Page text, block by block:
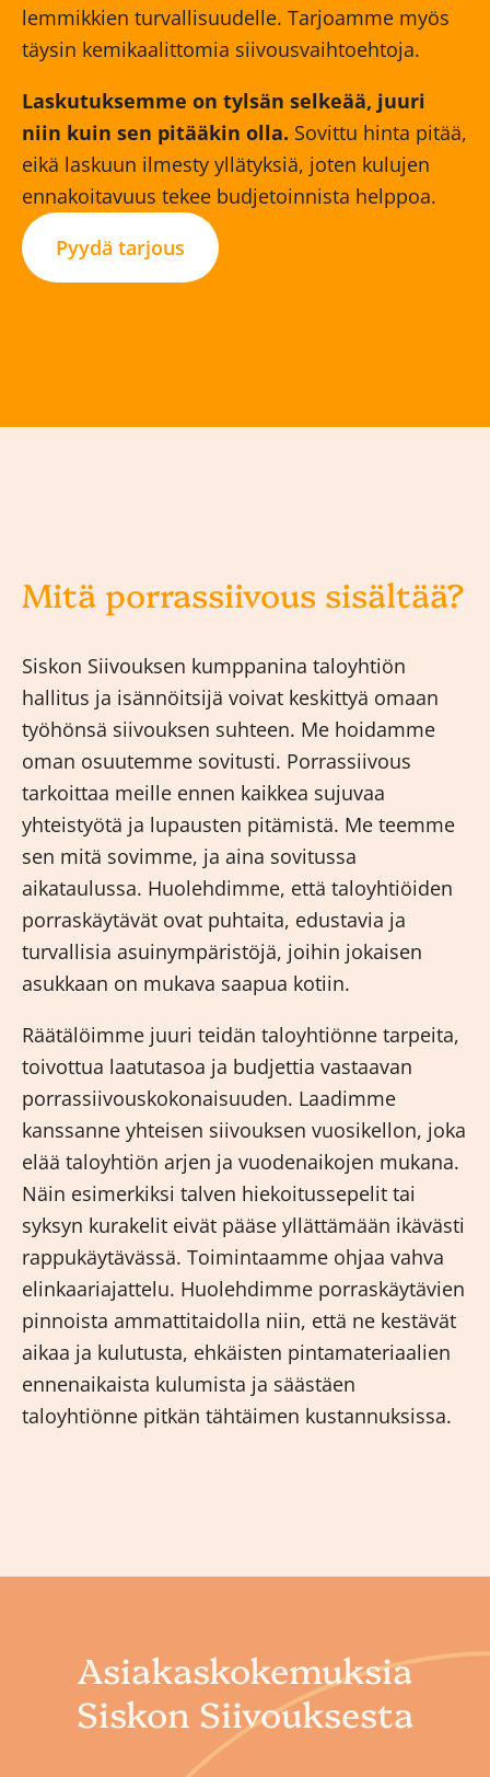
lemmikkien turvallisuudelle. Tarjoamme myös
täysin kemikaalittomia siivousvaihtoehtoja.
Laskutuksemme on tylsän selkeää, juuri
niin kuin sen pitääkin olla. Sovittu hinta pitää,
eikä laskuun ilmesty yllätyksiä, joten kulujen
ennakoitavuus tekee budjetoinnista helppoa.
Pyydä tarjous
Mitä porrassiivous sisältää?
Siskon Siivouksen kumppanina taloyhtiön
hallitus ja isännöitsijä voivat keskittyä omaan
työhönsä siivouksen suhteen. Me hoidamme
oman osuutemme sovitusti. Porrassiivous
tarkoittaa meille ennen kaikkea sujuvaa
yhteistyötä ja lupausten pitämistä. Me teemme
sen mitä sovimme, ja aina sovitussa
aikataulussa. Huolehdimme, että taloyhtiöiden
porraskäytävät ovat puhtaita, edustavia ja
turvallisia asuinympäristöjä, joihin jokaisen
asukkaan on mukava saapua kotiin.
Räätälöimme juuri teidän taloyhtiönne tarpeita,
toivottua laatutasoa ja budjettia vastaavan
porrassiivouskokonaisuuden. Laadimme
kanssanne yhteisen siivouksen vuosikellon, joka
elää taloyhtiön arjen ja vuodenaikojen mukana.
Näin esimerkiksi talven hiekoitussepelit tai
syksyn kurakelit eivät pääse yllättämään ikävästi
rappukäytävässä. Toimintaamme ohjaa vahva
elinkaariajattelu. Huolehdimme porraskäytävien
pinnoista ammattitaidolla niin, että ne kestävät
aikaa ja kulutusta, ehkäisten pintamateriaalien
ennenaikaista kulumista ja säästäen
taloyhtiönne pitkän tähtäimen kustannuksissa.
Asiakaskokemuksia
Siskon Siivouksesta